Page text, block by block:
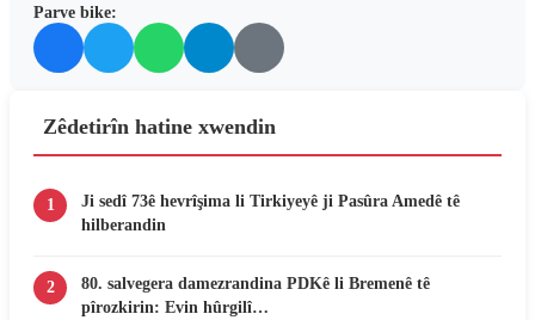
Parve bike:
Zêdetirîn hatine xwendin
1
Ji sedî 73ê hevrîşima li Tirkiyeyê ji Pasûra Amedê tê
hilberandin
2
80. salvegera damezrandina PDKê li Bremenê tê
pîrozkirin: Evin hûrgilî…